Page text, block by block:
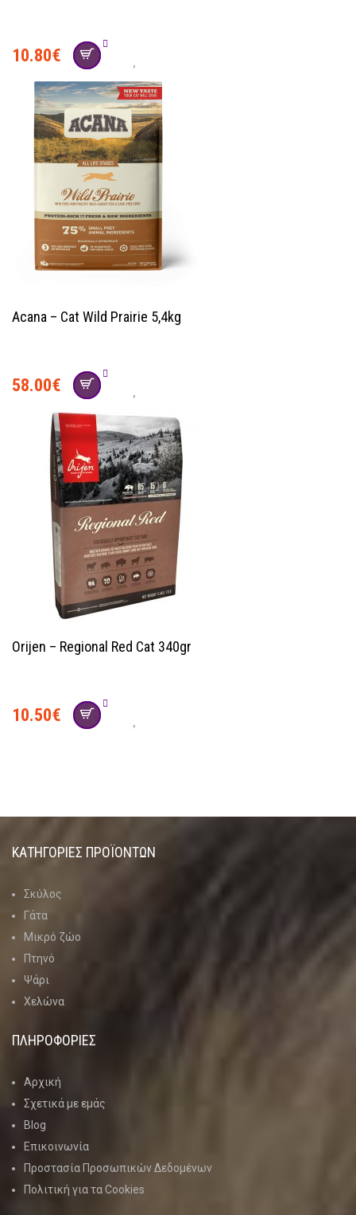
10.80€
Acana – Cat Wild Prairie 5,4kg
58.00€
Orijen – Regional Red Cat 340gr
10.50€
ΚΑΤΗΓΟΡΊΕΣ ΠΡΟΪΌΝΤΩΝ
Σκύλος
Γάτα
Μικρό ζώο
Πτηνό
Ψάρι
Χελώνα
ΠΛΗΡΟΦΟΡΙΕΣ
Αρχική
Σχετικά με εμάς
Blog
Επικοινωνία
Προστασία Προσωπικών Δεδομένων
Πολιτική για τα Cookies